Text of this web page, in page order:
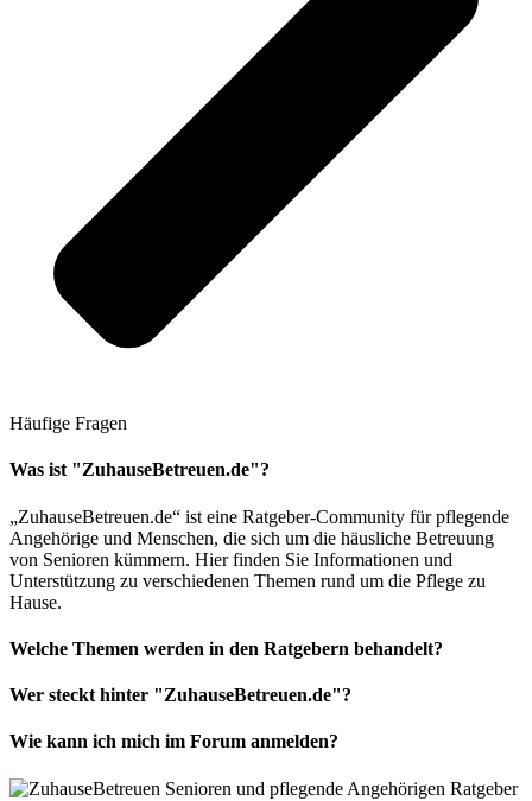
Häufige Fragen
Was ist "ZuhauseBetreuen.de"?
„ZuhauseBetreuen.de“ ist eine Ratgeber-Community für pflegende
Angehörige und Menschen, die sich um die häusliche Betreuung
von Senioren kümmern. Hier finden Sie Informationen und
Unterstützung zu verschiedenen Themen rund um die Pflege zu
Hause.
Welche Themen werden in den Ratgebern behandelt?
Wer steckt hinter "ZuhauseBetreuen.de"?
Wie kann ich mich im Forum anmelden?